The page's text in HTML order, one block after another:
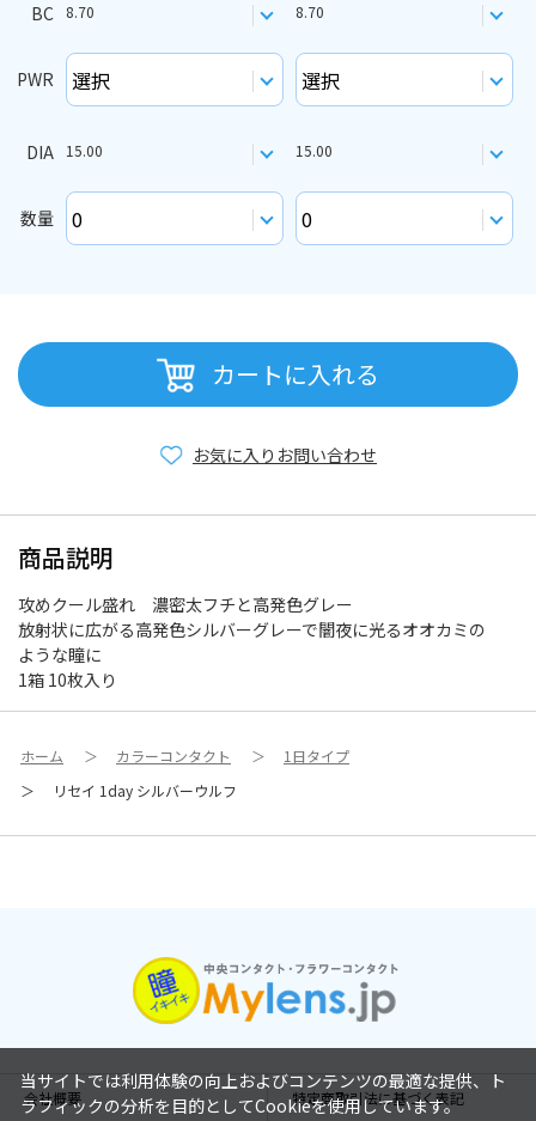
BC 8.70 8.70
PWR
DIA 15.00 15.00
数量
カートに入れる
お問い合わせ
お気に入り
商品説明
攻めクール盛れ 濃密太フチと高発色グレー
放射状に広がる高発色シルバーグレーで闇夜に光るオオカミの
ような瞳に
1箱 10枚入り
ホーム ＞ カラーコンタクト ＞
1日タイプ
＞
リセイ 1day シルバーウルフ
会社概要 特定商取引法に基づく表記
当サイトでは利用体験の向上およびコンテンツの最適な提供、ト
ラフィックの分析を目的としてCookieを使用しています。